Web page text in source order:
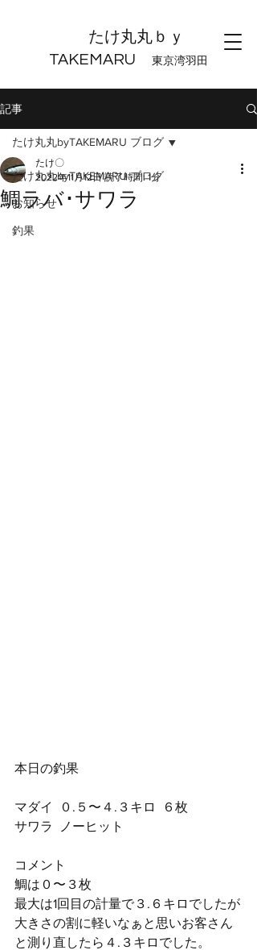
たけ丸丸ｂｙ
TAKEMARU
東京湾羽田
記事
たけ丸丸byTAKEMARU ブログ
お知らせ
釣果
たけ丸丸byTAKEMARU ブログ
鯛ラバ･サワラ
たけ〇
2022年11月12日 読了時間: 1分
本日の釣果
マダイ  ０.５〜４.３キロ  ６枚
サワラ  ノーヒット
コメント
鯛は０〜３枚
最大は1回目の計量で３.６キロでしたが
大きさの割に軽いなぁと思いお客さん
と測り直したら４.３キロでした。